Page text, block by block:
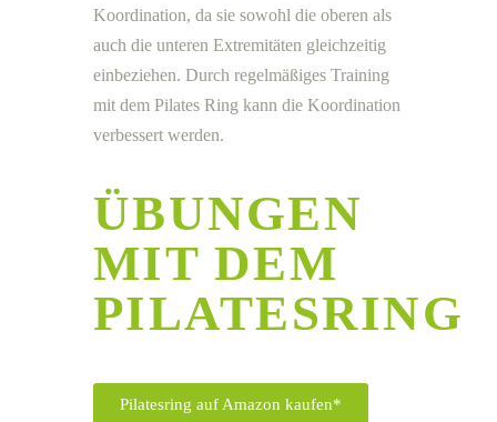
Koordination, da sie sowohl die oberen als
auch die unteren Extremitäten gleichzeitig
einbeziehen. Durch regelmäßiges Training
mit dem Pilates Ring kann die Koordination
verbessert werden.
ÜBUNGEN
MIT DEM
PILATESRING
Pilatesring auf Amazon kaufen*